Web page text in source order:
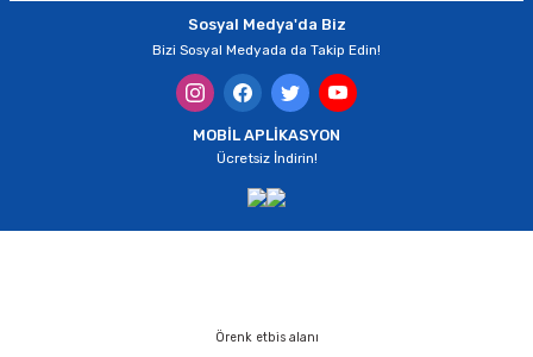
Sosyal Medya'da Biz
Bizi Sosyal Medyada da Takip Edin!
MOBİL APLİKASYON
Ücretsiz İndirin!
Örenk etbis alanı